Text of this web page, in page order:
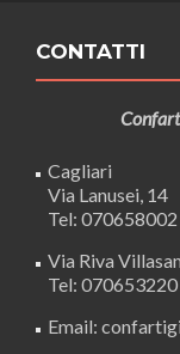
CONTATTI
Cagliari
Via Lanusei, 14
Tel:
Via Riva
Tel:
Email: